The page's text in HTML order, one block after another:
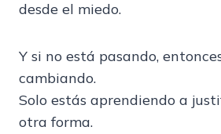
desde el miedo.
Y si no está pasando,
cambiando.
Solo estás aprendiendo a
otra forma.